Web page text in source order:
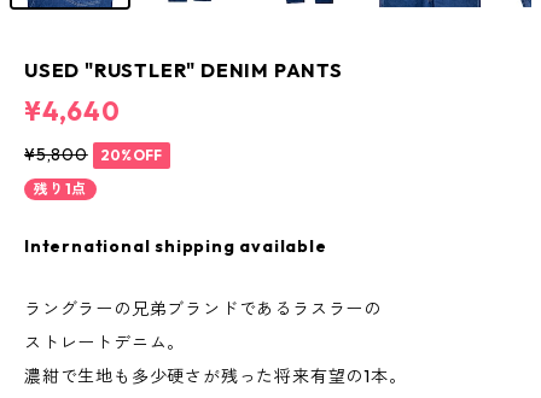
USED "RUSTLER" DENIM PANTS
¥4,640
¥5,800
20%OFF
残り1点
International shipping available
ラングラーの兄弟ブランドであるラスラーの
ストレートデニム。
濃紺で生地も多少硬さが残った将来有望の1本。